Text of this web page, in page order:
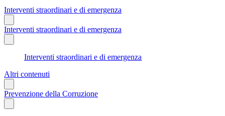
Interventi straordinari e di emergenza
Interventi straordinari e di emergenza
Interventi straordinari e di emergenza
Altri contenuti
Prevenzione della Corruzione